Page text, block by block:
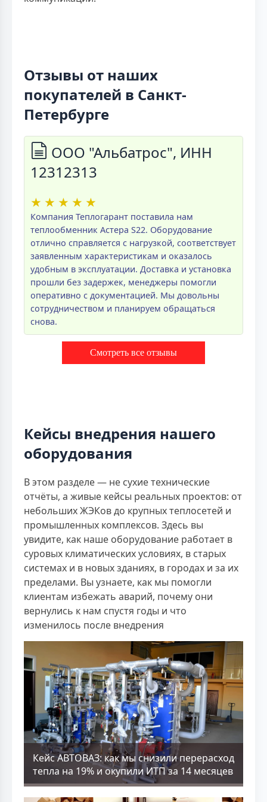
Отзывы от наших
покупателей в Санкт-
Петербурге
ООО "Альбатрос", ИНН
12312313
★ ★ ★ ★ ★
Компания Теплогарант поставила нам
теплообменник Астера S22. Оборудование
отлично справляется с нагрузкой, соответствует
заявленным характеристикам и оказалось
удобным в эксплуатации. Доставка и установка
прошли без задержек, менеджеры помогли
оперативно с документацией. Мы довольны
сотрудничеством и планируем обращаться
снова.
Смотреть все отзывы
Кейсы внедрения нашего
оборудования
В этом разделе — не сухие технические
отчёты, а живые кейсы реальных проектов: от
небольших ЖЭКов до крупных теплосетей и
промышленных комплексов. Здесь вы
увидите, как наше оборудование работает в
суровых климатических условиях, в старых
системах и в новых зданиях, в городах и за их
пределами. Вы узнаете, как мы помогли
клиентам избежать аварий, почему они
вернулись к нам спустя годы и что
изменилось после внедрения
Кейс АВТОВАЗ: как мы снизили перерасход
тепла на 19% и окупили ИТП за 14 месяцев